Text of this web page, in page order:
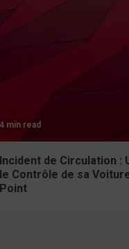
4 min read
Incident de Circulation :
le Contrôle de sa
Point